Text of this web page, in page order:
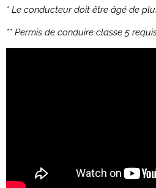
* Le conducteur doit être âgé de
** Permis de conduire classe 5